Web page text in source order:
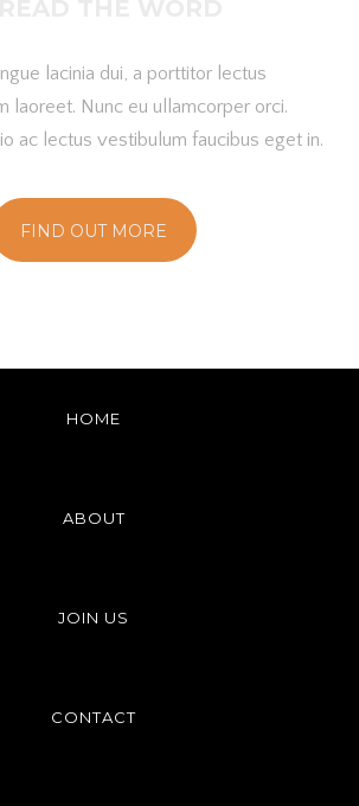
lacinia dui, a porttitor lectus
laoreet. Nunc eu ullamcorper orci.
ac lectus vestibulum faucibus eget in.
FIND OUT MORE
HOME
ABOUT
JOIN US
CONTACT